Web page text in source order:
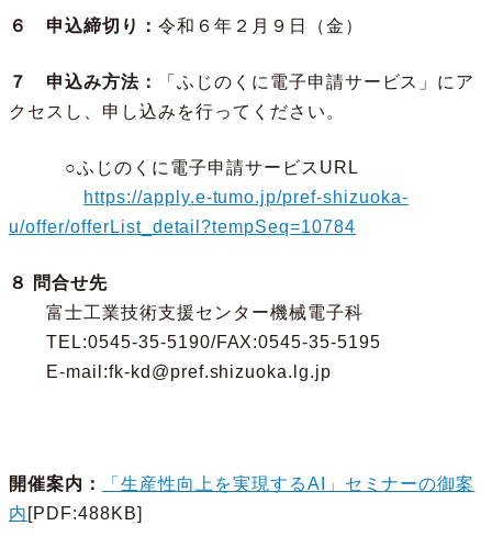
６ 申込締切り： 令和６年２月９日（金）
７ 申込み方法：
「ふじのくに電子申請サービス」にア
クセスし、申し込みを行ってください。
○ふじのくに電子申請サービスURL
https://apply.e-tumo.jp/pref-shizuoka-
u/offer/offerList_detail?tempSeq=10784
８ 問合せ先
富士工業技術支援センター機械電子科
TEL:0545-35-5190/FAX:0545-35-5195
E-mail:fk-kd@pref.shizuoka.lg.jp
開催案内 ：
「生産性向上を実現するAI」セミナーの御案
内 [PDF:488KB]